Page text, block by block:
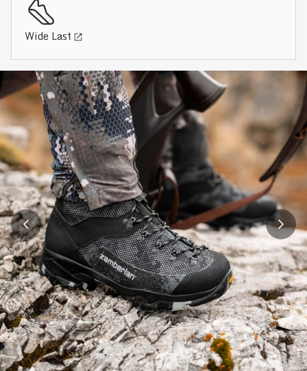
Wide Last